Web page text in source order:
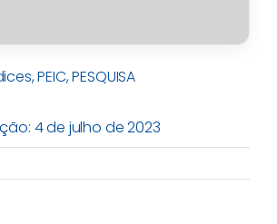
,PEIC,PESQUISA
4 de julho de 2023